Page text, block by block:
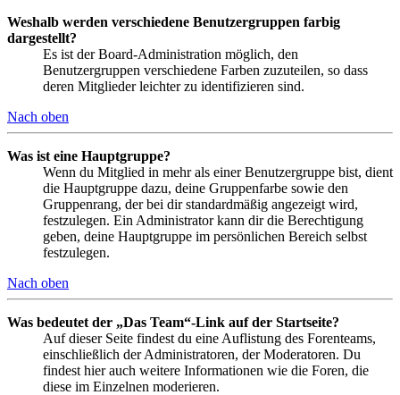
Weshalb werden verschiedene Benutzergruppen farbig
dargestellt?
Es ist der Board-Administration möglich, den
Benutzergruppen verschiedene Farben zuzuteilen, so dass
deren Mitglieder leichter zu identifizieren sind.
Nach oben
Was ist eine Hauptgruppe?
Wenn du Mitglied in mehr als einer Benutzergruppe bist, dient
die Hauptgruppe dazu, deine Gruppenfarbe sowie den
Gruppenrang, der bei dir standardmäßig angezeigt wird,
festzulegen. Ein Administrator kann dir die Berechtigung
geben, deine Hauptgruppe im persönlichen Bereich selbst
festzulegen.
Nach oben
Was bedeutet der „Das Team“-Link auf der Startseite?
Auf dieser Seite findest du eine Auflistung des Forenteams,
einschließlich der Administratoren, der Moderatoren. Du
findest hier auch weitere Informationen wie die Foren, die
diese im Einzelnen moderieren.